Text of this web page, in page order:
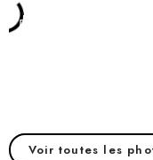
Voir toutes les